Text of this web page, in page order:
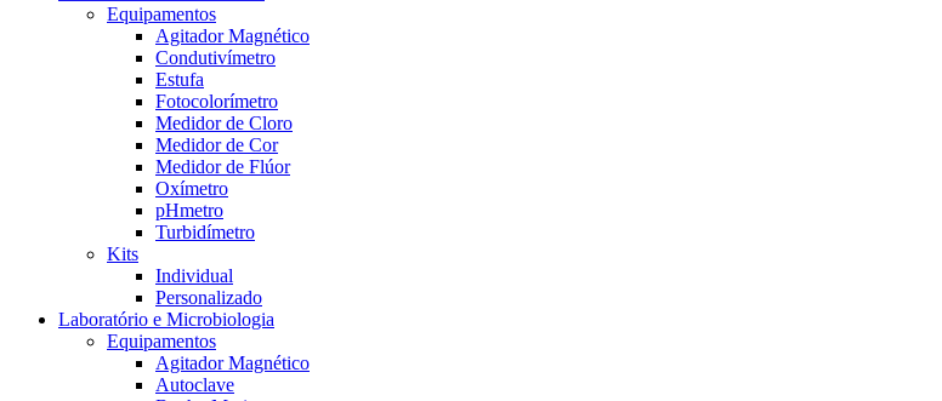
Equipamentos
Agitador Magnético
Condutivímetro
Estufa
Fotocolorímetro
Medidor de Cloro
Medidor de Cor
Medidor de Flúor
Oxímetro
pHmetro
Turbidímetro
Kits
Individual
Personalizado
Laboratório e Microbiologia
Equipamentos
Agitador Magnético
Autoclave